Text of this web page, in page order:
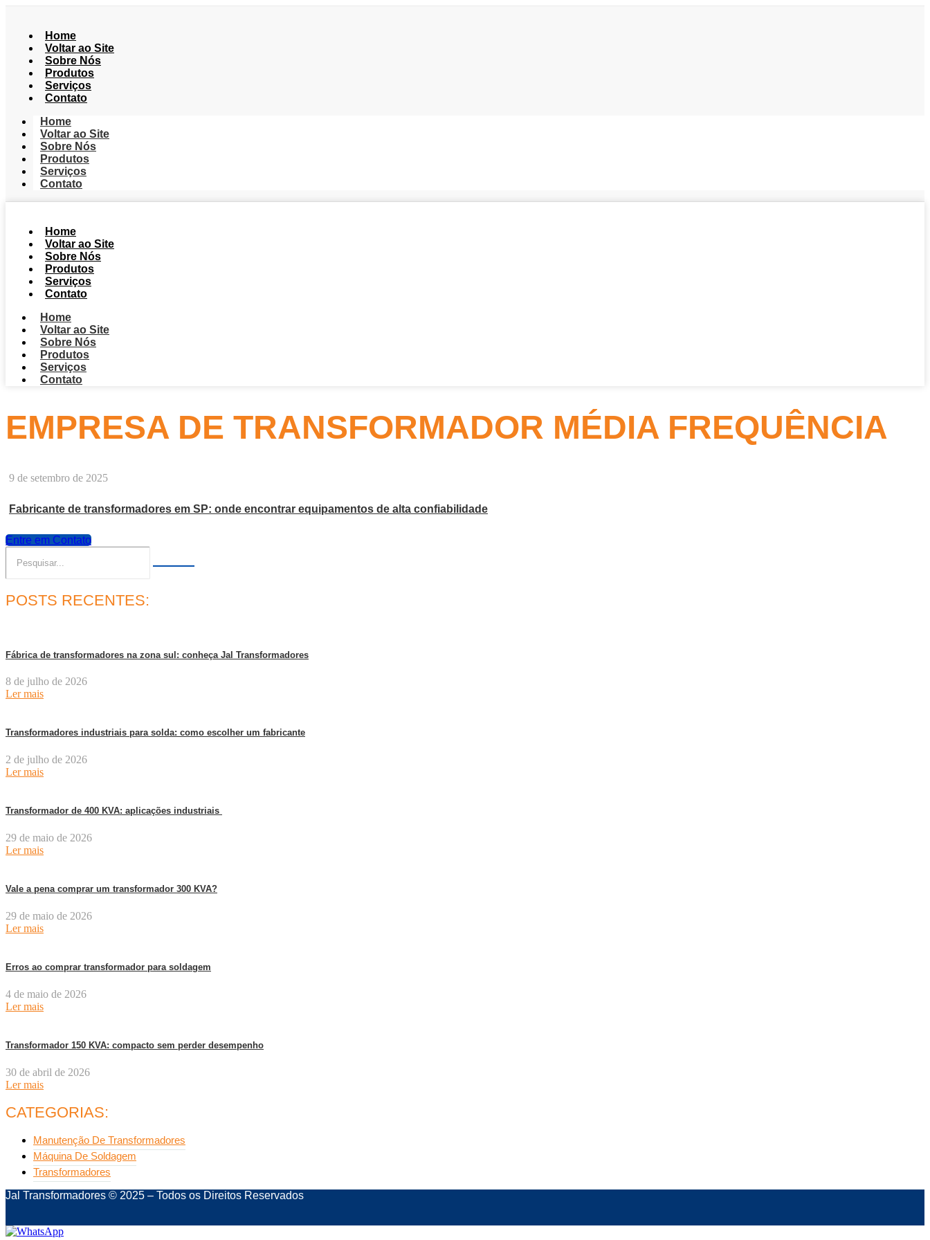
Home
Voltar ao Site
Sobre Nós
Produtos
Serviços
Contato
Home
Voltar ao Site
Sobre Nós
Produtos
Serviços
Contato
Home
Voltar ao Site
Sobre Nós
Produtos
Serviços
Contato
Home
Voltar ao Site
Sobre Nós
Produtos
Serviços
Contato
EMPRESA DE TRANSFORMADOR MÉDIA FREQUÊNCIA
9 de setembro de 2025
Fabricante de transformadores em SP: onde encontrar equipamentos de alta confiabilidade
Entre em Contato
POSTS RECENTES:
Fábrica de transformadores na zona sul: conheça Jal Transformadores
8 de julho de 2026
Ler mais
Transformadores industriais para solda: como escolher um fabricante
2 de julho de 2026
Ler mais
Transformador de 400 KVA: aplicações industriais
29 de maio de 2026
Ler mais
Vale a pena comprar um transformador 300 KVA?
29 de maio de 2026
Ler mais
Erros ao comprar transformador para soldagem
4 de maio de 2026
Ler mais
Transformador 150 KVA: compacto sem perder desempenho
30 de abril de 2026
Ler mais
CATEGORIAS:
Manutenção De Transformadores
Máquina De Soldagem
Transformadores
Jal Transformadores © 2025 – Todos os Direitos Reservados